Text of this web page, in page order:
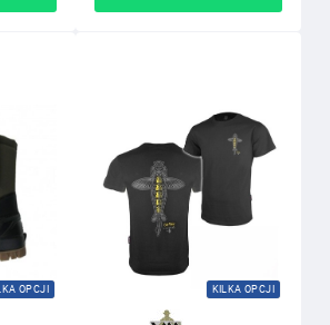
OPCJI KILKA OPCJI